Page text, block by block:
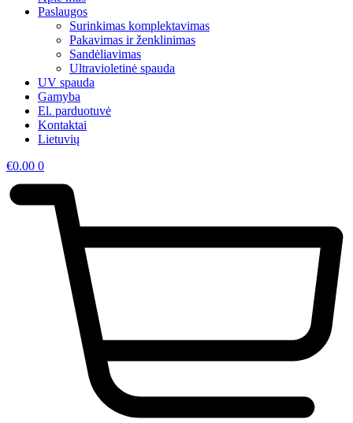
Paslaugos
Surinkimas komplektavimas
Pakavimas ir ženklinimas
Sandėliavimas
Ultravioletinė spauda
UV spauda
Gamyba
El. parduotuvė
Kontaktai
Lietuvių
€0.00 0